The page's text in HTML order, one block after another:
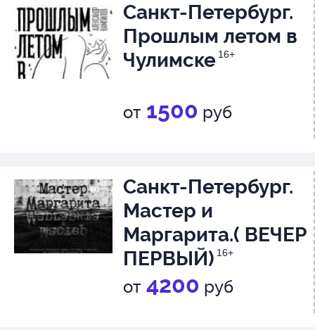
Санкт-Петербург.
Прошлым летом в
Чулимске 16+
от 1500 руб
Санкт-Петербург.
Мастер и
Маргарита.( ВЕЧЕР
ПЕРВЫЙ) 16+
от 4200 руб